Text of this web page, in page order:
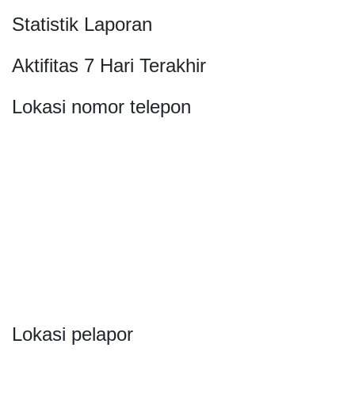
Statistik Laporan
Aktifitas 7 Hari Terakhir
Lokasi nomor telepon
Lokasi pelapor